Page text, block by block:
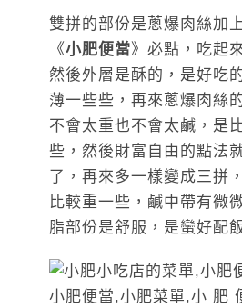
雙拼的部份是蔥爆肉絲加
《小肥便當》必點，吃起
然後外層是酥的，是好吃
薄一些些，再來蔥爆肉絲
不會太重也不會太鹹，是
些，然後財富自由的點法
了，再來多一樣變成三拼
比較重一些，鹹中帶有微
脂部份是舒服，是蠻好配